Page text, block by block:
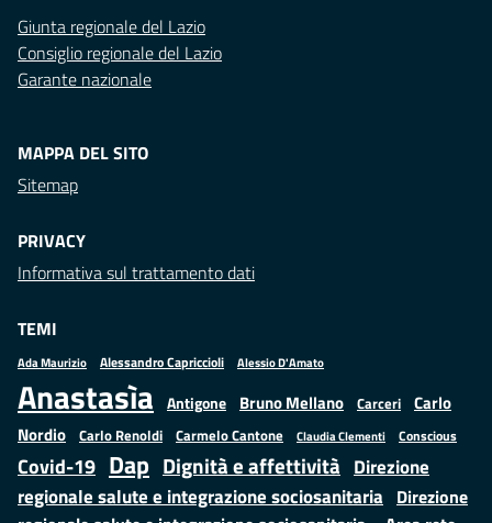
Giunta regionale del Lazio
Consiglio regionale del Lazio
Garante nazionale
MAPPA DEL SITO
Sitemap
PRIVACY
Informativa sul trattamento dati
TEMI
Ada Maurizio Alessandro Capriccioli Alessio D'Amato
Anastasìa Antigone Bruno Mellano Carceri
Carlo
Nordio Carlo Renoldi Carmelo Cantone Claudia Clementi Conscious
Covid-19 Dap Dignità e affettività Direzione
regionale salute e integrazione sociosanitaria Direzione